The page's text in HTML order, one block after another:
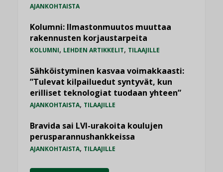
AJANKOHTAISTA
Kolumni: Ilmastonmuutos muuttaa
rakennusten korjaustarpeita
KOLUMNI, LEHDEN ARTIKKELIT, TILAAJILLE
Sähköistyminen kasvaa voimakkaasti:
”Tulevat kilpailuedut syntyvät, kun
erilliset teknologiat tuodaan yhteen”
AJANKOHTAISTA, TILAAJILLE
Bravida sai LVI-urakoita koulujen
perusparannushankkeissa
AJANKOHTAISTA, TILAAJILLE